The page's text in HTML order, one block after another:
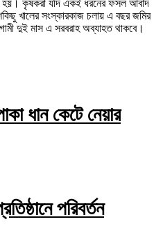
হয়। কৃষকরা যদি একই ধরনের ফসল আবাদ
খালের সংস্কারকাজ চলায় এ বছর জমির
দুই মাস এ সরবরাহ অব্যাহত থাকবে।
ধান কেটে নেয়ার
পরিবর্তন